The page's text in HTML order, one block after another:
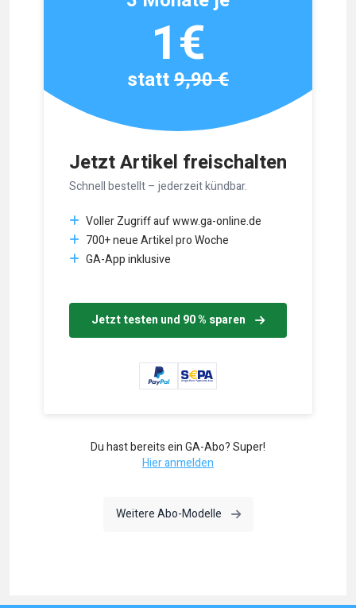
Jetzt Artikel freischalten
Schnell bestellt – jederzeit kündbar.
Voller Zugriff auf www.ga-online.de
700+ neue Artikel pro Woche
GA-App inklusive
Jetzt testen und 90 % sparen
1€
statt9,90 €
Du hast bereits ein GA-Abo? Super!
Hier anmelden
Weitere Abo-Modelle